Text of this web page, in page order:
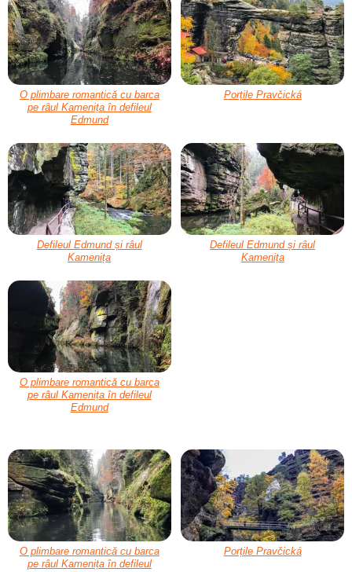
O plimbare romantică cu barca
pe râul Kamenița în defileul
Edmund
Porțile Pravčická
Defileul Edmund și râul
Kamenița
Defileul Edmund și râul
Kamenița
O plimbare romantică cu barca
pe râul Kamenița în defileul
Edmund
O plimbare romantică cu barca
pe râul Kamenița în defileul
Porțile Pravčická